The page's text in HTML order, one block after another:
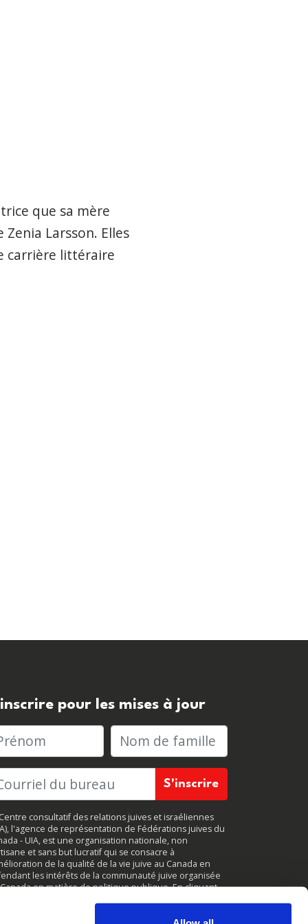
que sa mère
Larsson. Elles
carrière littéraire
pour les mises à jour
Nom de famille
consultatif des relations juives et israéliennes
l'agence de représentation de Fédérations juives du
- UIA, est une organisation nationale, non
et sans but lucratif qui se consacre à
de la qualité de la vie juive au Canada en
les intérêts de la communauté juive organisée
en matière de politique publique. En cliquant